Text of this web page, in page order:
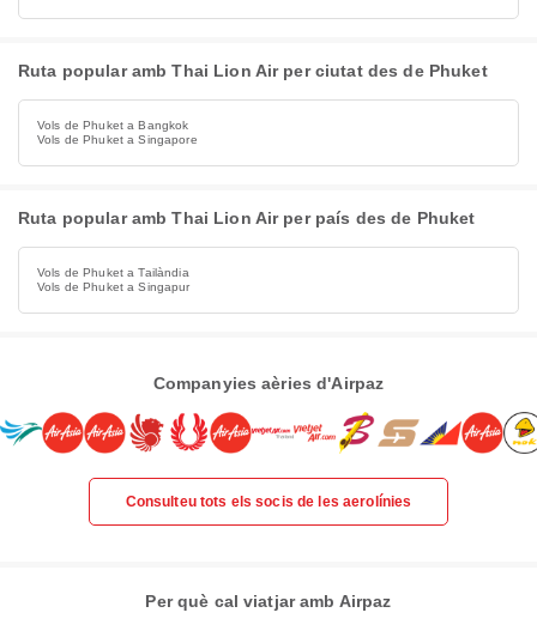
Ruta popular amb Thai Lion Air per ciutat des de Phuket
Vols de Phuket a Bangkok
Vols de Phuket a Singapore
Ruta popular amb Thai Lion Air per país des de Phuket
Vols de Phuket a Tailàndia
Vols de Phuket a Singapur
Companyies aèries d'Airpaz
Consulteu tots els socis de les aerolínies
Per què cal viatjar amb Airpaz